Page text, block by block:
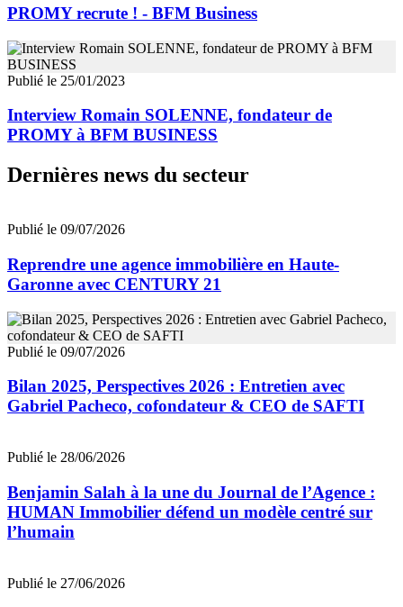
PROMY recrute ! - BFM Business
Publié le 25/01/2023
Interview Romain SOLENNE, fondateur de
PROMY à BFM BUSINESS
Dernières news du secteur
Publié le 09/07/2026
Reprendre une agence immobilière en Haute-
Garonne avec CENTURY 21
Publié le 09/07/2026
Bilan 2025, Perspectives 2026 : Entretien avec
Gabriel Pacheco, cofondateur & CEO de SAFTI
Publié le 28/06/2026
Benjamin Salah à la une du Journal de l’Agence :
HUMAN Immobilier défend un modèle centré sur
l’humain
Publié le 27/06/2026